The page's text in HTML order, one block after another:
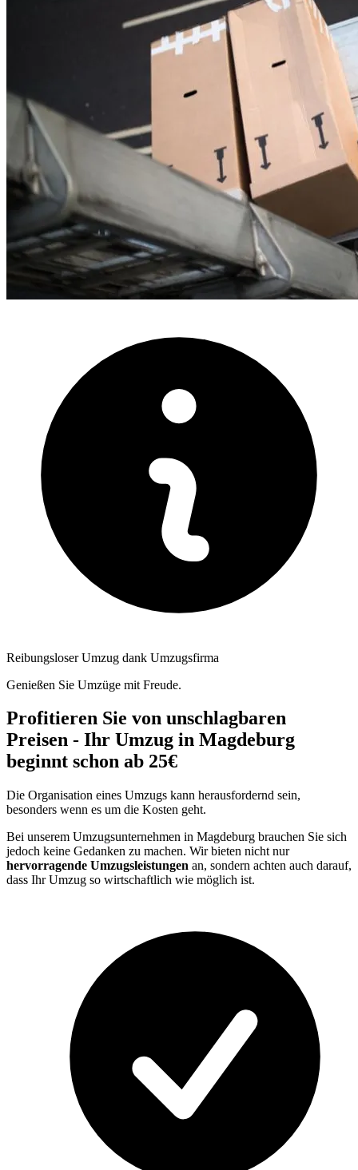
Reibungsloser Umzug dank Umzugsfirma
Genießen Sie Umzüge mit Freude.
Profitieren Sie von unschlagbaren
Preisen - Ihr Umzug in Magdeburg
beginnt schon ab 25€
Die Organisation eines Umzugs kann herausfordernd sein,
besonders wenn es um die Kosten geht.
Bei unserem Umzugsunternehmen in Magdeburg brauchen Sie sich
jedoch keine Gedanken zu machen. Wir bieten nicht nur
hervorragende Umzugsleistungen an, sondern achten auch darauf,
dass Ihr Umzug so wirtschaftlich wie möglich ist.